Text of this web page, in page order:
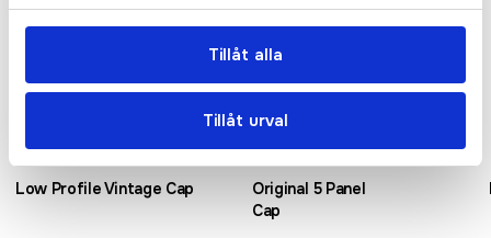
Tillåt alla
Tillåt urval
Low Profile Vintage Cap
Original 5 Panel
Cap